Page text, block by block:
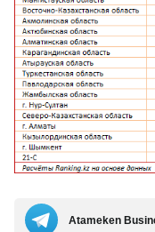
Аtameken